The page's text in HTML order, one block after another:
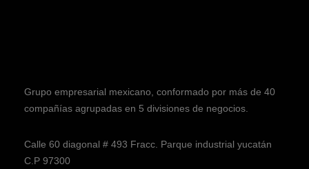
Grupo empresarial mexicano, conformado por más de 40
compañías agrupadas en 5 divisiones de negocios.
Calle 60 diagonal # 493 Fracc. Parque industrial yucatán
C.P 97300